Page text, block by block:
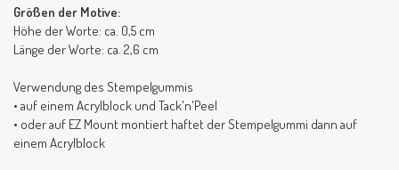
Größen der Motive:
Höhe der Worte: ca. 0,5 cm
Länge der Worte: ca. 2,6 cm
Verwendung des Stempelgummis
• auf einem Acrylblock und Tack'n'Peel
• oder auf EZ Mount montiert haftet der Stempelgummi dann auf
einem Acrylblock